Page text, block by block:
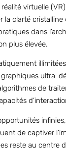
virtuelle
clarté
dans
plus élevée.
ultra-
de
de captiver
reste au centre